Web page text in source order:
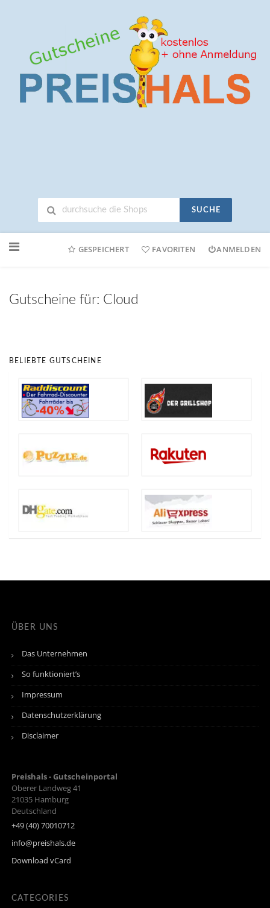
SUCHE
Online-
GESPEICHERT FAVORITEN ANMELDEN
Gutscheine für: Cloud
BELIEBTE GUTSCHEINE
ÜBER UNS
Das Unternehmen
So funktioniert’s
Impressum
Datenschutzerklärung
Disclaimer
Preishals - Gutscheinportal
Oberer Landweg 41
21035 Hamburg
Deutschland
+49 (40) 70010712
info@preishals.de
Download vCard
CATEGORIES